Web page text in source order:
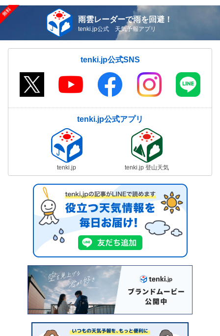
雨雲レーダーで雨を回避！
tenki.jp公式 天気予報アプリ
tenki.jp公式SNS
tenki.jp公式アプリ
tenki.jp tenki.jp 登山天気